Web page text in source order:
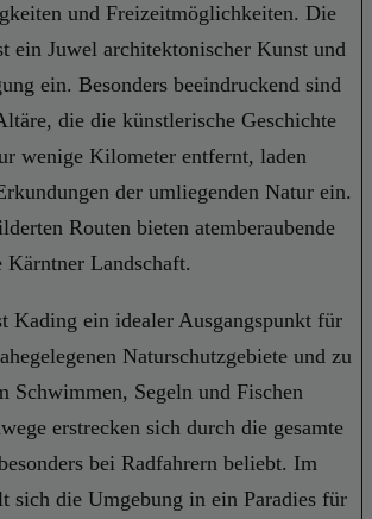
und Freizeitmöglichkeiten. Die
ein Juwel architektonischer Kunst und
ein. Besonders beeindruckend sind
die die künstlerische Geschichte
wenige Kilometer entfernt, laden
der umliegenden Natur ein.
Routen bieten atemberaubende
Landschaft.
Kading ein idealer Ausgangspunkt für
Naturschutzgebiete und zu
Schwimmen, Segeln und Fischen
erstrecken sich durch die gesamte
bei Radfahrern beliebt. Im
sich die Umgebung in ein Paradies für